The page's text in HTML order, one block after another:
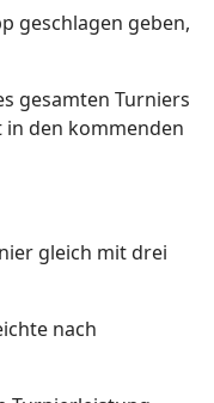
geschlagen geben,
gesamten Turniers
in den kommenden
gleich mit drei
nach